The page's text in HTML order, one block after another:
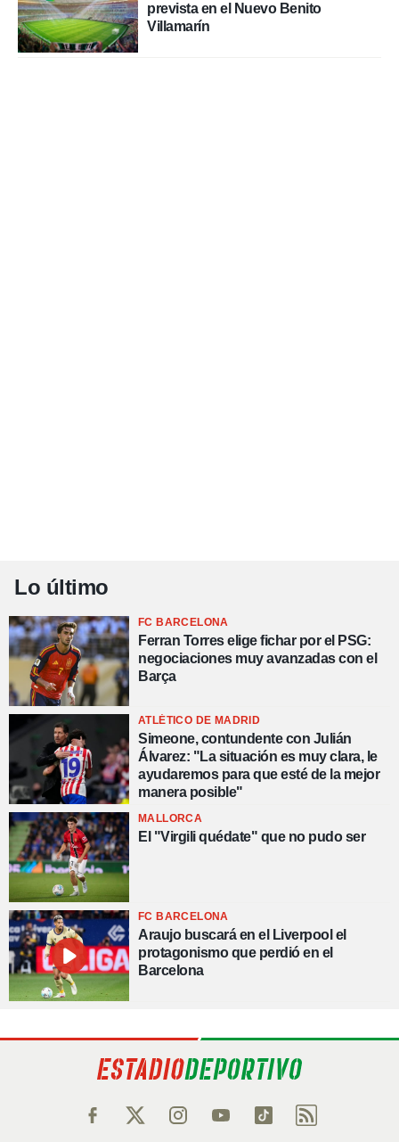
prevista en el Nuevo Benito
Villamarín
Lo último
FC BARCELONA
Ferran Torres elige fichar por el PSG:
negociaciones muy avanzadas con el
Barça
ATLÉTICO DE MADRID
Simeone, contundente con Julián
Álvarez: "La situación es muy clara, le
ayudaremos para que esté de la mejor
manera posible"
MALLORCA
El "Virgili quédate" que no pudo ser
FC BARCELONA
Araujo buscará en el Liverpool el
protagonismo que perdió en el
Barcelona